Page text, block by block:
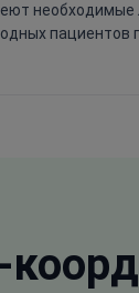
необходимые
пациентов